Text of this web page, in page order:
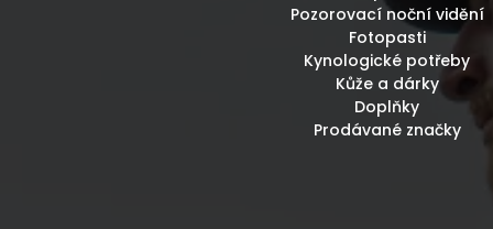
Pozorovací noční vidění
Fotopasti
Kynologické potřeby
Kůže a dárky
Doplňky
Prodávané značky